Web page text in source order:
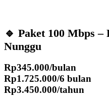
🔹 Paket 100 Mbps
Nunggu
Rp345.000/bulan
Rp1.725.000/6 bulan
Rp3.450.000/tahun